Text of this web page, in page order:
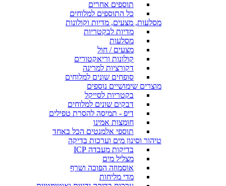
תוספים אחרים
כל התוספים למלוחים
מסלעות, מצעים, מדיות וקולונות
מדיות לבקטריות
מסלעות
מצעים / חול
קולונות וריאקטורים
דקורציות למרינה
סופחים שונים למלוחים
מוצרים שימושיים נוספים
בקטריות לסייקל
דבקים שונים למלוחים
דיפ - תמיסה להסרת טפילים
חומצות אמינו
תוספי אלמנטים הכל באחד
טיהור וסינון מים וערכות בדיקה
בדיקות מעבדה ICP
מצליל מים
אוסמוזה הפוכה ושרף
מדי מליחות